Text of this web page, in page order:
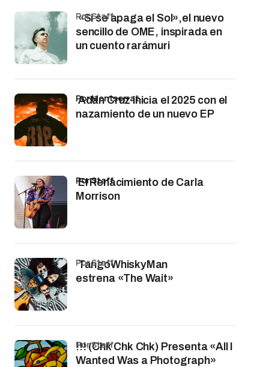
«Si se apaga el Sol»,el nuevo
sencillo de OME, inspirada en
un cuento rarámuri
por Staff
Adán Cruz inicia el 2025 con el
nazamiento de un nuevo EP
por Montserrat
El Renacimiento de Carla
Morrison
por Staff
TangoWhiskyMan
estrena «The Wait»
por Staff
!!! (Chk Chk Chk) Presenta «All I
Wanted Was a Photograph»
por Staff